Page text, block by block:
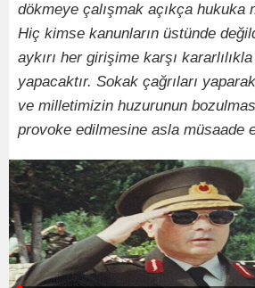
dökmeye çalışmak açıkça hukuka
Hiç kimse kanunların üstünde
aykırı her girişime karşı
yapacaktır. Sokak çağrıları
ve milletimizin huzurunun
provoke edilmesine asla müsaade